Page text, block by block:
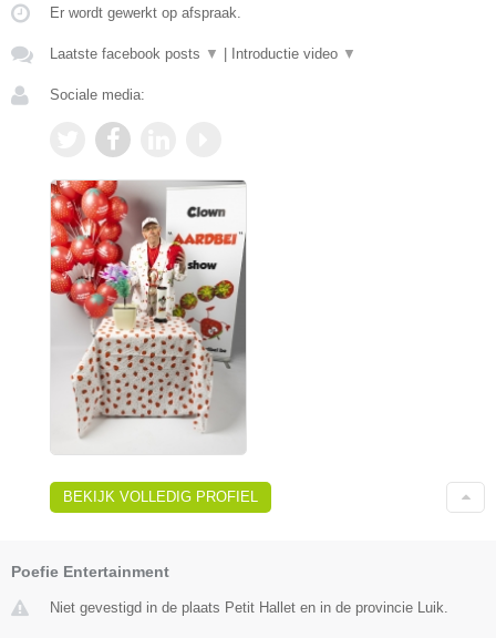
Er wordt gewerkt op afspraak.
Laatste facebook posts ▼ Introductie video ▼
Sociale media:
BEKIJK VOLLEDIG PROFIEL
Poefie Entertainment
Niet gevestigd in de plaats Petit Hallet en in de provincie Luik.